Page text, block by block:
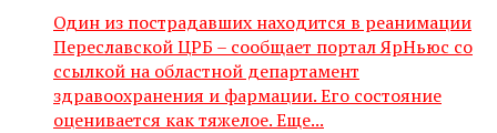
Один из пострадавших находится в реанимации
Переславской ЦРБ – сообщает портал ЯрНьюс со
ссылкой на областной департамент
здравоохранения и фармации. Его состояние
оценивается как тяжелое. Еще...